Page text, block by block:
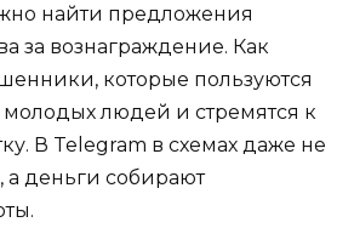
найти предложения
за вознаграждение. Как
которые пользуются
людей и стремятся к
В Telegram в схемах даже не
а деньги собирают